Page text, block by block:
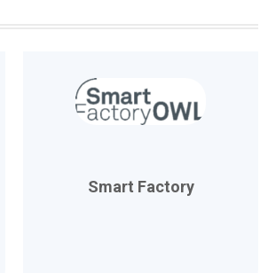
Smart Factory